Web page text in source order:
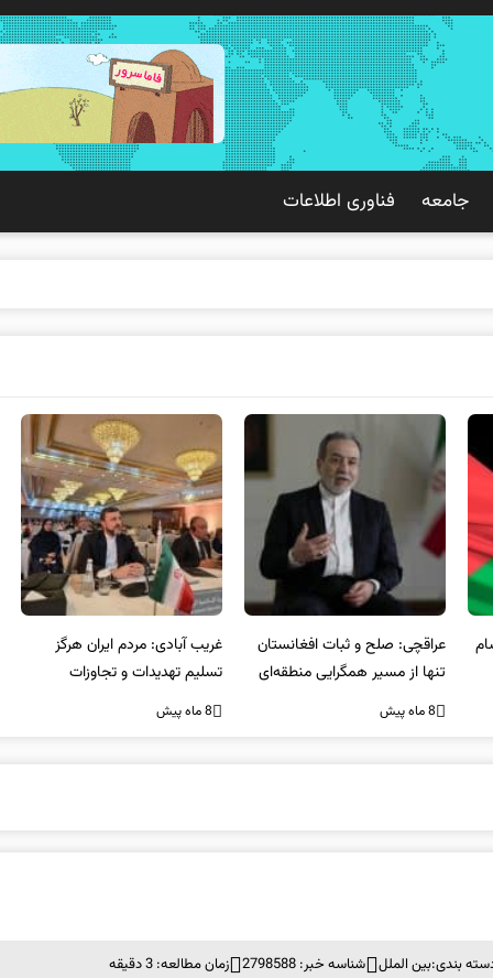
جامعه فناوری اطلاعات
تجربه بهتری بر
عراقچی: صلح و ثبات افغانستان
تنها از مسیر همگرایی منطقه‌ای
محقق می‌شود
8 ماه پیش
غریب آبادی: مردم ایران هرگز
تسلیم تهدیدات و تجاوزات
نخواهند شد و متحد و منسجم
8 ماه پیش
بندی:بین الملل شناسه خبر: 2798588 زمان مطالعه: 3 دقیقه